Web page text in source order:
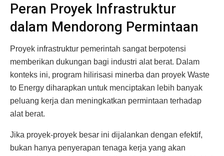
Peran Proyek Infrastruktur
dalam Mendorong Permintaan
Proyek infrastruktur pemerintah sangat berpotensi
memberikan dukungan bagi industri alat berat. Dalam
konteks ini, program hilirisasi minerba dan proyek Waste
to Energy diharapkan untuk menciptakan lebih banyak
peluang kerja dan meningkatkan permintaan terhadap
alat berat.
Jika proyek-proyek besar ini dijalankan dengan efektif,
bukan hanya penyerapan tenaga kerja yang akan